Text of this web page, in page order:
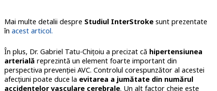
Mai multe detalii despre Studiul InterStrokesunt prezentate
în acest articol.
În plus, Dr. Gabriel Tatu-Chițoiu a precizat că hipertensiunea
arterială reprezintă un element foarte important din
perspectiva prevenției AVC. Controlul corespunzător al acestei
afecțiuni poate duce la evitarea a jumătate din numărul
accidentelor vasculare cerebrale. Un alt factor cheie este